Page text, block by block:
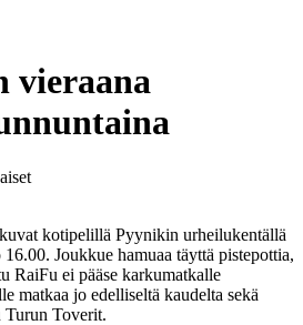
vieraana
kotipelillä Pyynikin urheilukentällä
Joukkue hamuaa täyttä pistepottia,
RaiFu ei pääse karkumatkalle
matkaa jo edelliseltä kaudelta sekä
Turun Toverit.